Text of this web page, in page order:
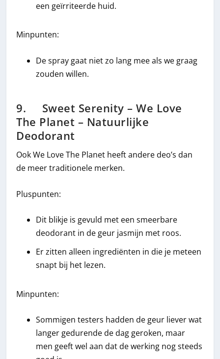
een geïrriteerde huid.
Minpunten:
De spray gaat niet zo lang mee als we graag
zouden willen.
9. Sweet Serenity – We Love
The Planet – Natuurlijke
Deodorant
Ook We Love The Planet heeft andere deo’s dan
de meer traditionele merken.
Pluspunten:
Dit blikje is gevuld met een smeerbare
deodorant in de geur jasmijn met roos.
Er zitten alleen ingrediënten in die je meteen
snapt bij het lezen.
Minpunten:
Sommigen testers hadden de geur liever wat
langer gedurende de dag geroken, maar
men geeft wel aan dat de werking nog steeds